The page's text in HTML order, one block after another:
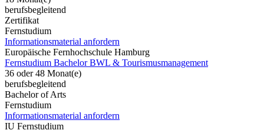
berufsbegleitend
Zertifikat
Fernstudium
Informationsmaterial anfordern
Europäische Fernhochschule Hamburg
Fernstudium Bachelor BWL & Tourismusmanagement
36 oder 48 Monat(e)
berufsbegleitend
Bachelor of Arts
Fernstudium
Informationsmaterial anfordern
IU Fernstudium